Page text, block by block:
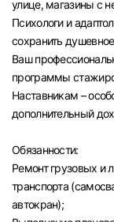
улице, магазины с
Психологи и
сохранить
Ваш
программы
Наставникам –
дополнительный
Обязанности:
Ремонт грузовых и
транспорта
автокран);